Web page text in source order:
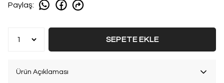
Paylaş:
SEPETE EKLE
Ürün Açıklaması